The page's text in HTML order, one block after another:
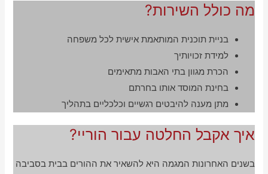
מה כולל השירות?
בניית תוכנית המותאמת אישית לכל משפחה
למידת זכויותיך
הכרת מגוון בתי האבות מתאימים
בחינת המוסד אותו בחרתם
מתן מענה להיבטים רגשיים וכלכליים בתהליך
איך אקבל החלטה עבור הוריי?
בשנים האחרונות המגמה היא להשאיר את ההורים בבית בסביבה